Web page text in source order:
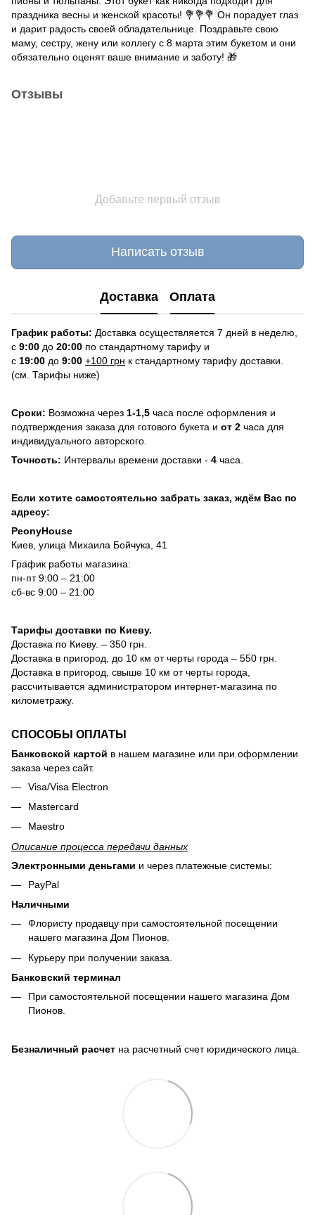
праздника весны и женской красоты! 💐💐💐 Он порадует глаз
и дарит радость своей обладательнице. Поздравьте свою
маму, сестру, жену или коллегу с 8 марта этим букетом и они
обязательно оценят ваше внимание и заботу! 🎁
Отзывы
Добавьте первый отзыв
Написать отзыв
Доставка Оплата
График работы: Доставка осуществляется 7 дней в неделю,
с 9:00 до 20:00 по стандартному тарифу и
с 19:00 до 9:00 +100 грн к стандартному тарифу доставки.
(см. Тарифы ниже)
Сроки: Возможна через 1-1,5 часа после оформления и
подтверждения заказа для готового букета и от 2 часа для
индивидуального авторского.
Точность: Интервалы времени доставки - 4 часа.
Если хотите самостоятельно забрать заказ, ждём Вас по
адресу:
PeonyHouse
Киев, улица Михаила Бойчука, 41
График работы магазина:
пн-пт 9:00 – 21:00
сб-вс 9:00 – 21:00
Тарифы доставки по Киеву.
Доставка по Киеву. – 350 грн.
Доставка в пригород, до 10 км от черты города – 550 грн.
Доставка в пригород, свыше 10 км от черты города,
рассчитывается администратором интернет-магазина по
километражу.
СПОСОБЫ ОПЛАТЫ
Банковской картой в нашем магазине или при оформлении
заказа через сайт.
Visa/Visa Electron
Mastercard
Maestro
Описание процесса передачи данных
Электронными деньгами и через платежные системы:
PayPal
Наличными
Флористу продавцу при самостоятельной посещении
нашего магазина Дом Пионов.
Курьеру при получении заказа.
Банковский терминал
При самостоятельной посещении нашего магазина Дом
Пионов.
Безналичный расчет на расчетный счет юридического лица.